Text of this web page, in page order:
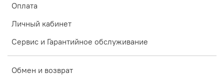
Оплата
Личный кабинет
Сервис и Гарантийное обслуживание
Обмен и возврат